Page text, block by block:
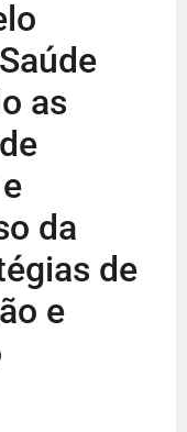
as
da
de
e